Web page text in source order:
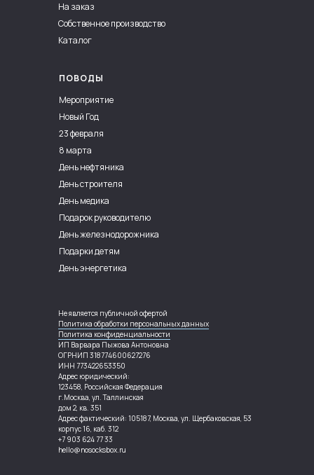
На заказ
Собственное производство
Каталог
ПОВОДЫ
Мероприятие
Новый Год
23 февраля
8 марта
День нефтяника
День строителя
День медика
Подарок руководителю
День железнодорожника
Подарки детям
День энергетика
Не является публичной офертой
Политика обработки персональных данных
Политика конфиденциальности
ИП Варвара Пыжова Антоновна
ОГРНИП 318774600627276
ИНН 773422653350
Адрес юридический:
123458, Российская Федерация
г.Москва, ул. Таллинская
дом 2, кв. 351
Адрес фактический: 105187, Москва, ул. Щербаковская, 53
корпус 16, каб. 312
+7 903 624 77 33
hello@nosocksbox.ru